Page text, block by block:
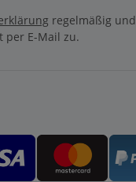
regelmäßig
E-Mail zu.